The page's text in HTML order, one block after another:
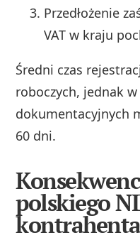
Przedłożenie
VAT w kraju
Średni czas
roboczych, jednak
dokumentacyjnych
60 dni.
polskiego